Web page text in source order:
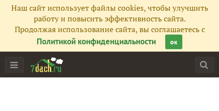
Наш сайт использует файлы cookies, чтобы улучшить
работу и повысить эффективность сайта.
Продолжая использование сайта, вы соглашаетесь с
Политикой конфиденциальности
ок